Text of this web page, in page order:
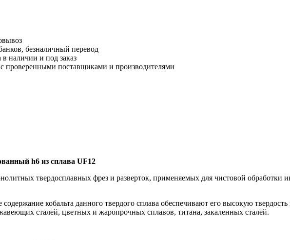
безналичный перевод
наличии и под заказ
с проверенными поставщиками и производителями
h6 из сплава UF12
твердосплавных фрез и разверток, применяемых для чистовой обработки
кобальта данного твердого сплава обеспечивают его высокую
сталей, цветных и жаропрочных сплавов, титана, закаленных сталей.